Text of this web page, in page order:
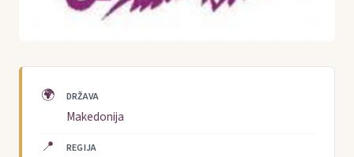
🌍 DRŽAVA
Makedonija
📍 REGIJA